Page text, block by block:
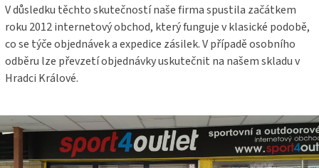
V důsledku těchto skutečností naše firma spustila začátkem
roku 2012 internetový obchod, který funguje v klasické podobě,
co se týče objednávek a expedice zásilek. V případě osobního
odběru lze převzetí objednávky uskutečnit na našem skladu v
Hradci Králové.